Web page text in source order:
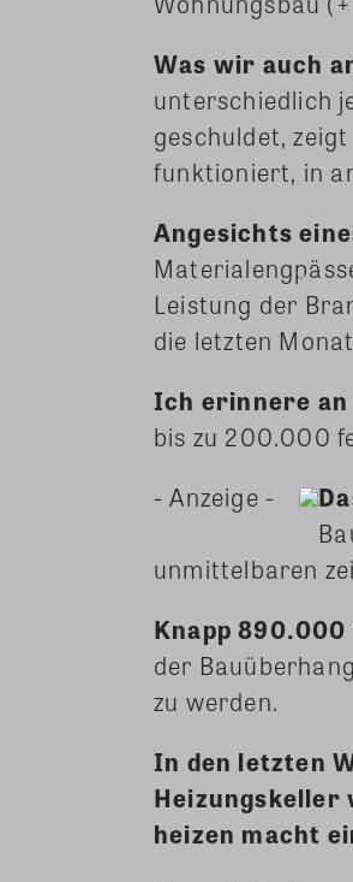
Was wir auch
unterschiedlich
geschuldet,
funktioniert, in
Angesichts
Leistung der
die letzten
Ich erinnere an
bis zu 200.000
- Anzeige -
unmittelbaren
Knapp 890.000
der
zu werden.
In den letzten
Heizungskeller
heizen macht